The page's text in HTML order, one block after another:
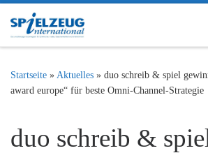
Zum Inhalt springen
Startseite » Aktuelles » duo schreib & spiel
award europe“ für beste Omni-Channel-Strategie
duo schreib &